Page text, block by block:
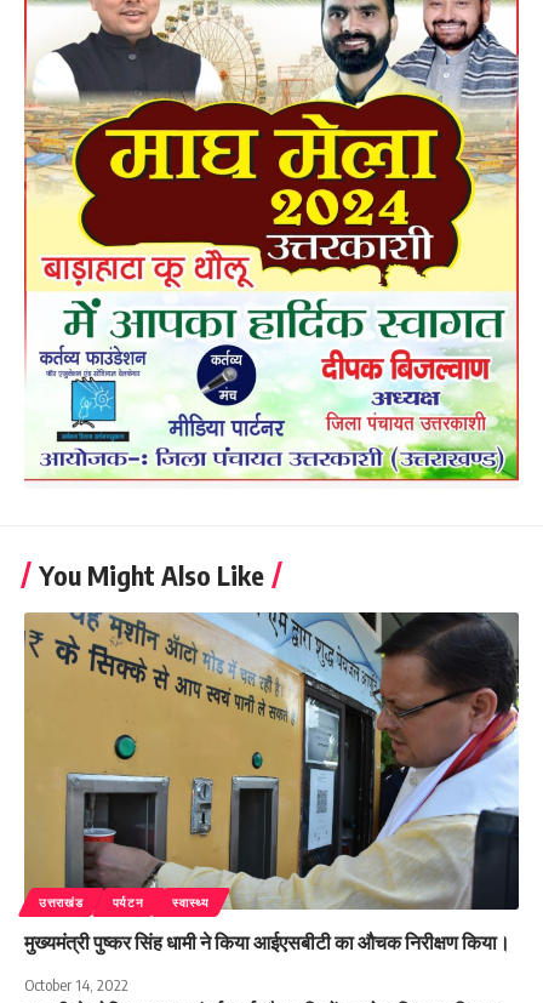
You Might Also Like
उत्तराखंड पर्यटन स्वास्थ्य
मुख्यमंत्री पुष्कर सिंह धामी ने किया आईएसबीटी का औचक निरीक्षण किया।
October 14, 2022